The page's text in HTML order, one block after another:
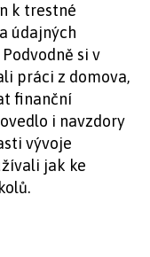
k trestné
údajných
si v
práci z domova,
finanční
i navzdory
vývoje
jak ke